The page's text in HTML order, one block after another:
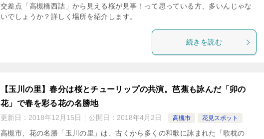
交差点「高槻橋西詰」から見える桜が見事！って思っている方、多いんじゃな
いでしょうか？詳しく場所を紹介します。
続きを読む
【玉川の里】春分は桜とチューリップの共演。芭蕉も詠んだ「卯の
花」で春を彩る花の名勝地
更新日： 2018年12月15日 公開日： 2018年4月2日 高槻市 花見スポット
高槻市、花の名勝「玉川の里」は、古くから多くの和歌に詠まれた「歌枕の